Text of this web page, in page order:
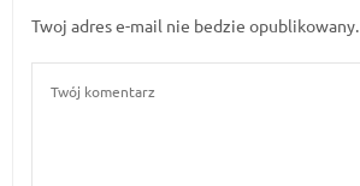
Twoj adres e-mail nie bedzie opublikowany.